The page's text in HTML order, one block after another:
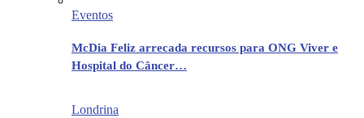
Eventos
McDia Feliz arrecada recursos para ONG Viver e
Hospital do Câncer…
Londrina